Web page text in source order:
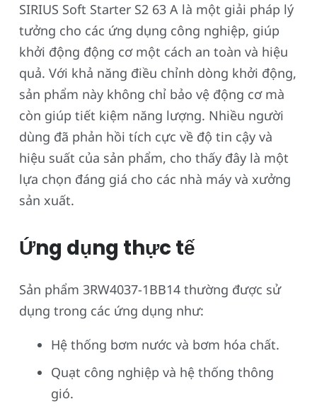
SIRIUS Soft Starter S2 63 A là một giải pháp lý
tưởng cho các ứng dụng công nghiệp, giúp
khởi động động cơ một cách an toàn và hiệu
quả. Với khả năng điều chỉnh dòng khởi động,
sản phẩm này không chỉ bảo vệ động cơ mà
còn giúp tiết kiệm năng lượng. Nhiều người
dùng đã phản hồi tích cực về độ tin cậy và
hiệu suất của sản phẩm, cho thấy đây là một
lựa chọn đáng giá cho các nhà máy và xưởng
sản xuất.
Ứng dụng thực tế
Sản phẩm 3RW4037-1BB14 thường được sử
dụng trong các ứng dụng như:
Hệ thống bơm nước và bơm hóa chất.
Quạt công nghiệp và hệ thống thông
gió.